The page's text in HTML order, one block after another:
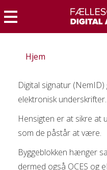
til
hovedindhold
Menu
Hjem
Digital signatur
elektronisk underskrifter.
Hensigten er at sikre at
som de påstår at være.
Byggeblokken hænger
dermed også OCES og